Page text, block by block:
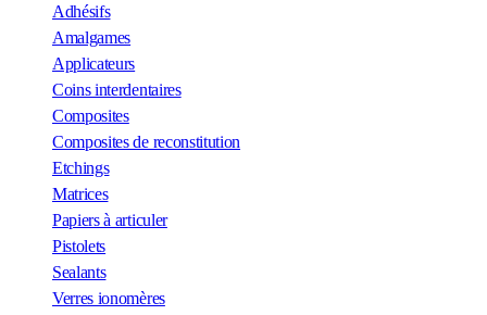
Adhésifs
Amalgames
Applicateurs
Coins interdentaires
Composites
Composites de reconstitution
Etchings
Matrices
Papiers à articuler
Pistolets
Sealants
Verres ionomères